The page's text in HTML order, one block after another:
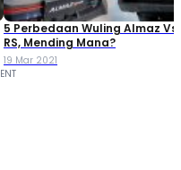
5 Perbedaan Wuling Almaz Vs
RS, Mending Mana?
19 Mar 2021